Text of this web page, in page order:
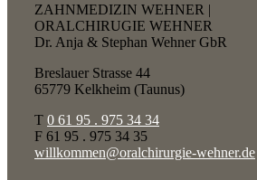
ZAHNMEDIZIN WEHNER |
ORALCHIRUGIE WEHNER
Dr. Anja & Stephan Wehner GbR
Breslauer Strasse 44
65779 Kelkheim (Taunus)
T 0 61 95 . 975 34 34
F 61 95 . 975 34 35
willkommen@oralchirurgie-wehner.de